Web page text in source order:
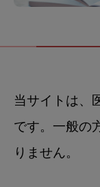
当サイトは、
です。一般の
りません。